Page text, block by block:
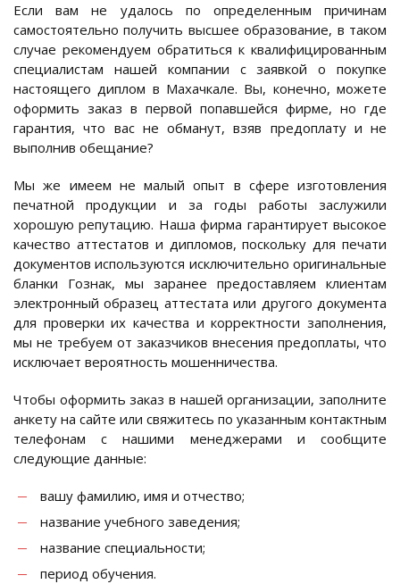
Если вам не удалось по определенным причинам
самостоятельно получить высшее образование, в таком
случае рекомендуем обратиться к квалифицированным
специалистам нашей компании с заявкой о покупке
настоящего диплом в Махачкале. Вы, конечно, можете
оформить заказ в первой попавшейся фирме, но где
гарантия, что вас не обманут, взяв предоплату и не
выполнив обещание?
Мы же имеем не малый опыт в сфере изготовления
печатной продукции и за годы работы заслужили
хорошую репутацию. Наша фирма гарантирует высокое
качество аттестатов и дипломов, поскольку для печати
документов используются исключительно оригинальные
бланки Гознак, мы заранее предоставляем клиентам
электронный образец аттестата или другого документа
для проверки их качества и корректности заполнения,
мы не требуем от заказчиков внесения предоплаты, что
исключает вероятность мошенничества.
Чтобы оформить заказ в нашей организации, заполните
анкету на сайте или свяжитесь по указанным контактным
телефонам с нашими менеджерами и сообщите
следующие данные:
вашу фамилию, имя и отчество;
название учебного заведения;
название специальности;
период обучения.